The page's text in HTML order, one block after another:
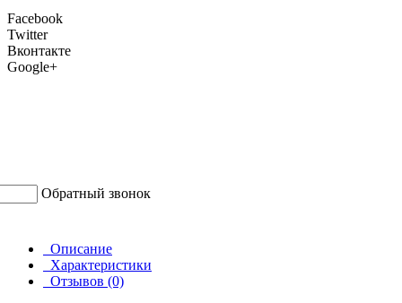
Facebook
Twitter
Вконтакте
Google+
Обратный звонок
Описание
Характеристики
Отзывов (0)